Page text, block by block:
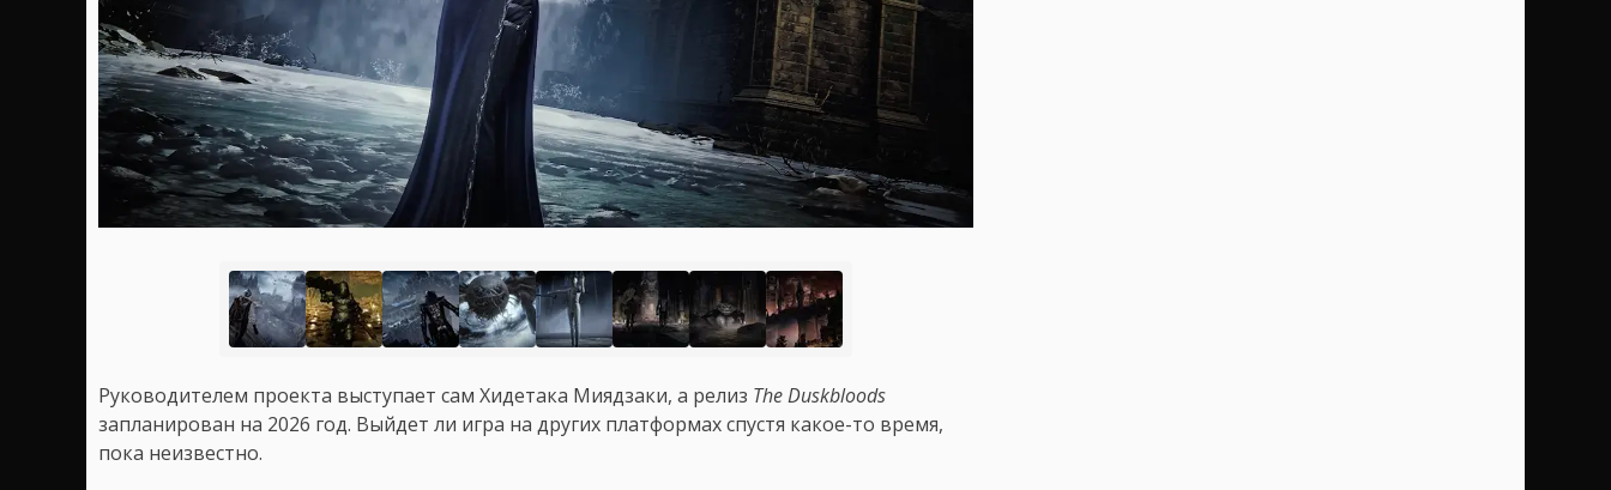
Руководителем проекта выступает сам Хидетака Миядзаки, а релиз The Duskbloods
запланирован на 2026 год. Выйдет ли игра на других платформах спустя какое-то время,
пока неизвестно.